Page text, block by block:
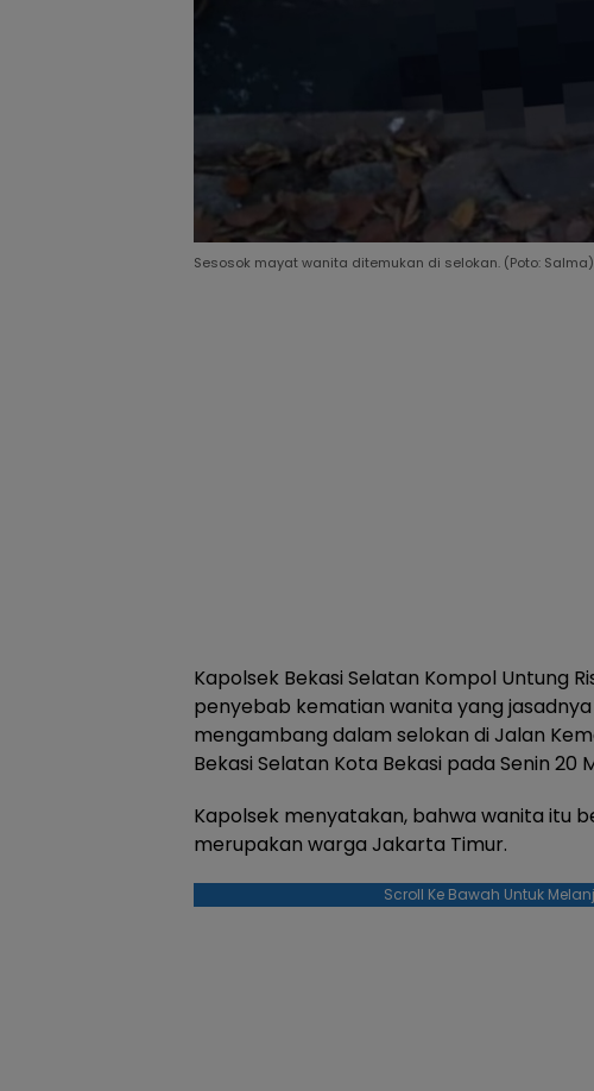
Sesosok mayat wanita ditemukan di selokan. (Poto: Salma)
Kapolsek Bekasi Selatan Kompol Untung
penyebab kematian wanita yang
mengambang dalam selokan di Jalan
Bekasi Selatan Kota Bekasi pada Senin 20
Kapolsek menyatakan, bahwa wanita itu
merupakan warga Jakarta Timur.
Scroll Ke Bawah Untuk